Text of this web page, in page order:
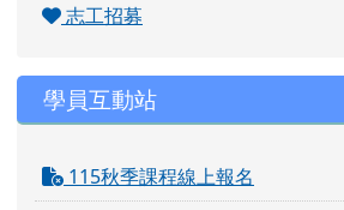
志工招募
學員互動站
115秋季課程線上報名